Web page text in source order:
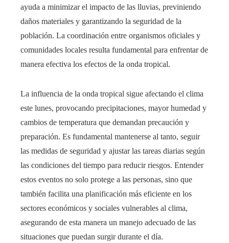
ayuda a minimizar el impacto de las lluvias, previniendo
daños materiales y garantizando la seguridad de la
población. La coordinación entre organismos oficiales y
comunidades locales resulta fundamental para enfrentar de
manera efectiva los efectos de la onda tropical.
La influencia de la onda tropical sigue afectando el clima
este lunes, provocando precipitaciones, mayor humedad y
cambios de temperatura que demandan precaución y
preparación. Es fundamental mantenerse al tanto, seguir
las medidas de seguridad y ajustar las tareas diarias según
las condiciones del tiempo para reducir riesgos. Entender
estos eventos no solo protege a las personas, sino que
también facilita una planificación más eficiente en los
sectores económicos y sociales vulnerables al clima,
asegurando de esta manera un manejo adecuado de las
situaciones que puedan surgir durante el día.